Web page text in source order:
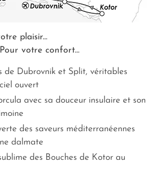
plaisir...
Pour votre confort...
de Dubrovnik et Split, véritables
ouvert
avec sa douceur insulaire et son
des saveurs méditerranéennes
dalmate
des Bouches de Kotor au